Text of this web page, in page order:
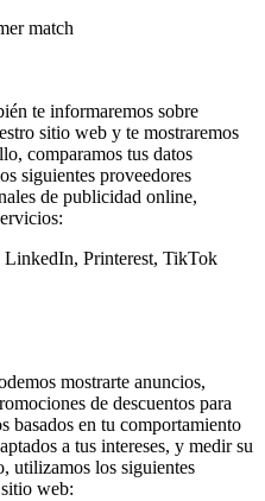
match
te informaremos sobre
sitio web y te mostraremos
comparamos tus datos
siguientes proveedores
de publicidad online,
Printerest, TikTok
mostrarte anuncios,
de descuentos para
basados en tu comportamiento
a tus intereses, y medir su
utilizamos los siguientes
web: